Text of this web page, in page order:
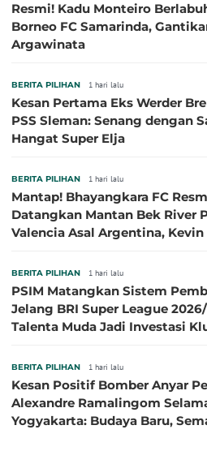
Resmi! Kadu Monteiro
Borneo FC Samarinda,
Argawinata
BERITA PILIHAN 1 hari lalu
Kesan Pertama Eks Werder
PSS Sleman: Senang dengan
Hangat Super Elja
BERITA PILIHAN 1 hari lalu
Mantap! Bhayangkara FC
Datangkan Mantan Bek River
Valencia Asal Argentina, Kevin Leonel
BERITA PILIHAN 1 hari lalu
PSIM Matangkan Sistem
Jelang BRI Super League
Talenta Muda Jadi Investasi
BERITA PILIHAN 1 hari lalu
Kesan Positif Bomber Anyar
Alexandre Ramalingom
Yogyakarta: Budaya Baru,